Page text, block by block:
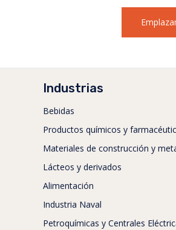
Industrias
Bebidas
Productos químicos y
Materiales de construcción y
Lácteos y derivados
Alimentación
Industria Naval
Petroquímicas y Centrales